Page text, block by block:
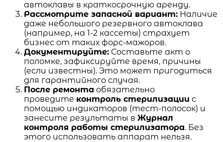
автоклавы в краткосрочную аренду.
Рассмотрите запасной вариант: Наличие
даже небольшого резервного автоклава
(например, на 1-2 кассеты) страхует
бизнес от таких форс-мажоров.
Документируйте: Составьте акт о
поломке, зафиксируйте время, причины
(если известны). Это может пригодиться
для гарантийного случая.
После ремонта обязательно
проведите контроль стерилизации с
помощью индикаторов (тест-полосок) и
занесите результаты в Журнал
контроля работы стерилизатора. Без
этого использовать аппарат нельзя.